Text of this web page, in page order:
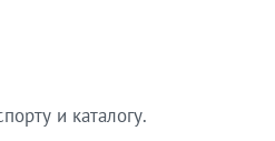
и каталогу.